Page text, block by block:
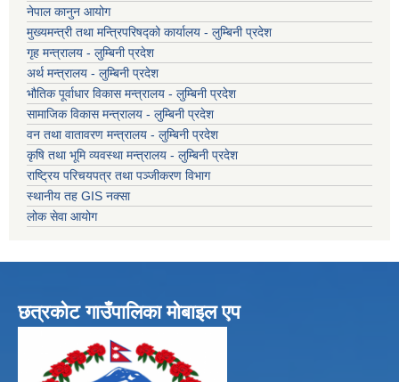
नेपाल कानुन आयोग
मुख्यमन्त्री तथा मन्त्रिपरिषद्को कार्यालय - लुम्बिनी प्रदेश
गृह मन्त्रालय - लुम्बिनी प्रदेश
अर्थ मन्त्रालय - लुम्बिनी प्रदेश
भौतिक पूर्वाधार विकास मन्त्रालय - लुम्बिनी प्रदेश
सामाजिक विकास मन्त्रालय - लुम्बिनी प्रदेश
वन तथा वातावरण मन्त्रालय - लुम्बिनी प्रदेश
कृषि तथा भूमि व्यवस्था मन्त्रालय - लुम्बिनी प्रदेश
राष्ट्रिय परिचयपत्र तथा पञ्जीकरण विभाग
स्थानीय तह GIS नक्सा
लोक सेवा आयोग
छत्रकोट गाउँपालिका मोबाइल एप